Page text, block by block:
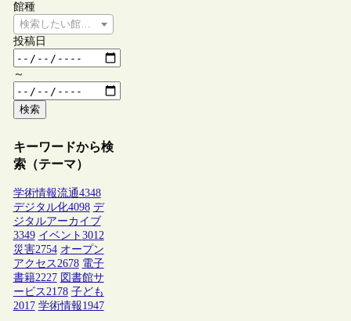
館種
検索したい館種を選択してください
投稿日
～
検索
キーワードから検
索（テーマ）
学術情報流通4348
デジタル化4098 デ
ジタルアーカイブ
3349 イベント 3012
災害2754 オープン
アクセス 2678 電子
書籍2227 図書館サ
ービス 2178 子ども
2017 学術情報1947